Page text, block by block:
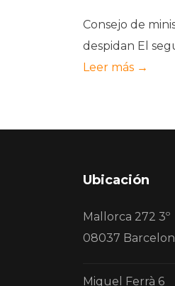
Consejo de
despidan El
Leer más →
Ubicación
Mallorca 272 3º
08037
Miquel Ferrà 6